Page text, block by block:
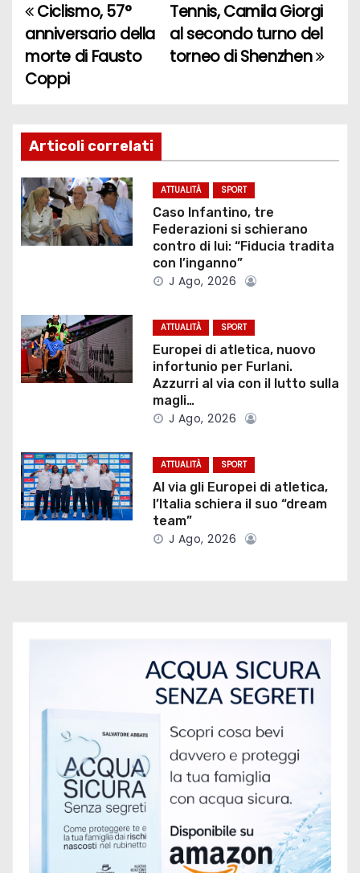
N
a
v
g
a
z
i
n
e
a
t
i
c
Tennis, Camila Giorgi
al secondo turno del
torneo di Shenzhen
Ciclismo, 57°
anniversario della
morte di Fausto
Coppi
Articoli correlati
ATTUALITÀ SPORT
Caso Infantino, tre
Federazioni si schierano
contro di lui: “Fiducia tradita
con l’inganno”
J Ago, 2026
ATTUALITÀ SPORT
Europei di atletica, nuovo
infortunio per Furlani.
Azzurri al via con il lutto sulla
magli…
J Ago, 2026
ATTUALITÀ SPORT
Al via gli Europei di atletica,
l’Italia schiera il suo “dream
team”
J Ago, 2026